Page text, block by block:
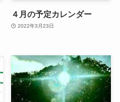
４月の予定カレンダー
2022年3月23日